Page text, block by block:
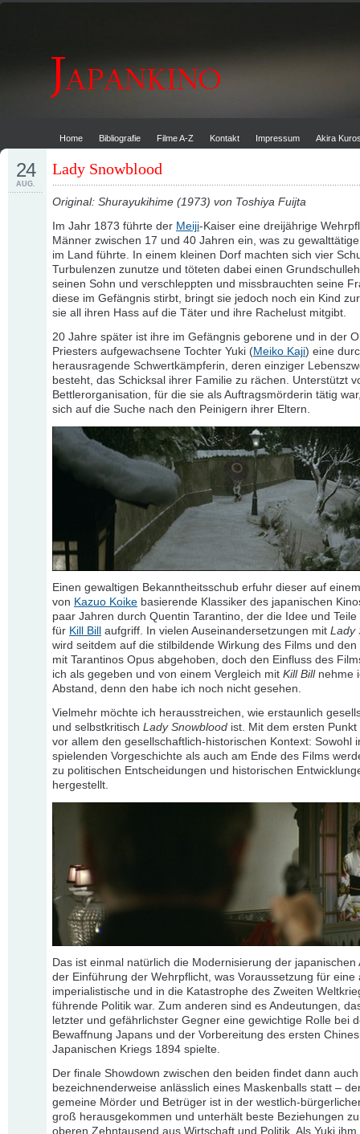
Home Bibliografie Filme A-Z Kontakt Impressum Akira
Lady Snowblood
24
AUG.
Original: Shurayukihime (1973) von Toshiya Fuijta
Im Jahr 1873 führte der Meiji-Kaiser eine dreijährige
Männer zwischen 17 und 40 Jahren ein, was zu
im Land führte. In einem kleinen Dorf machten sich vier
Turbulenzen zunutze und töteten dabei einen
seinen Sohn und verschleppten und missbrauchten seine
diese im Gefängnis stirbt, bringt sie jedoch noch ein Kind
sie all ihren Hass auf die Täter und ihre Rachelust mitgibt.
20 Jahre später ist ihre im Gefängnis geborene und in der
Priesters aufgewachsene Tochter Yuki (Meiko Kaji) eine
herausragende Schwertkämpferin, deren einziger
besteht, das Schicksal ihrer Familie zu rächen. Unterstützt
Bettlerorganisation, für die sie als Auftragsmörderin tätig
sich auf die Suche nach den Peinigern ihrer Eltern.
Einen gewaltigen Bekanntheitsschub erfuhr dieser auf
von Kazuo Koike basierende Klassiker des japanischen
paar Jahren durch Quentin Tarantino, der die Idee und Teile
für Kill Bill aufgriff. In vielen Auseinandersetzungen mit Lady
wird seitdem auf die stilbildende Wirkung des Films und den
mit Tarantinos Opus abgehoben, doch den Einfluss des
ich als gegeben und von einem Vergleich mit Kill Billnehme
Abstand, denn den habe ich noch nicht gesehen.
Vielmehr möchte ich herausstreichen, wie erstaunlich
und selbstkritisch Lady Snowblood ist. Mit dem ersten Punkt
vor allem den gesellschaftlich-historischen Kontext: Sowohl
spielenden Vorgeschichte als auch am Ende des Films
zu politischen Entscheidungen und historischen
hergestellt.
Das ist einmal natürlich die Modernisierung der japanischen
der Einführung der Wehrpflicht, was Voraussetzung für eine
imperialistische und in die Katastrophe des Zweiten
führende Politik war. Zum anderen sind es Andeutungen,
letzter und gefährlichster Gegner eine gewichtige Rolle bei
Bewaffnung Japans und der Vorbereitung des ersten
Japanischen Kriegs 1894 spielte.
Der finale Showdown zwischen den beiden findet dann auch
bezeichnenderweise anlässlich eines Maskenballs statt –
gemeine Mörder und Betrüger ist in der westlich-
groß herausgekommen und unterhält beste Beziehungen
oberen Zehntausend aus Wirtschaft und Politik. Als Yuki